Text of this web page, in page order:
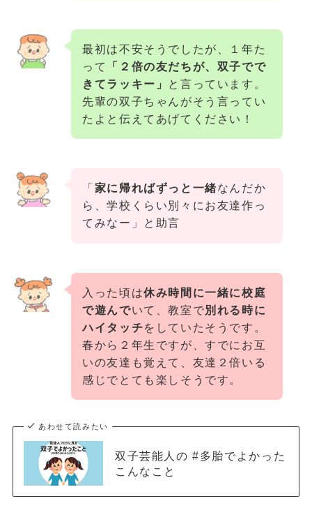
最初は不安そうでしたが、１年た
って
「２倍の友だちが、双子でで
きてラッキー」 と言っています。
先輩の双子ちゃんがそう言ってい
たよと伝えてあげてください！
「 家に帰ればずっと一緒なんだか
ら、学校くらい別々にお友達作っ
てみなー」と助言
入った頃は休み時間に一緒に校庭
で遊んでいて、教室で別れる時に
ハイタッチをしていたそうです。
春から２年生ですが、すでにお互
いの友達も覚えて、友達２倍いる
感じでとても楽しそうです。
あわせて読みたい
双子芸能人の #多胎でよかった
こんなこと